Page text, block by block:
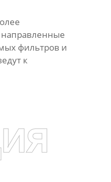
направленные
фильтров и
к